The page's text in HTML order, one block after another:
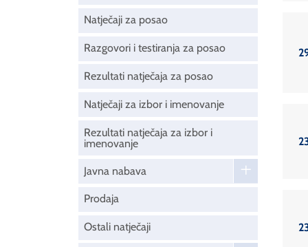
Natječaji za posao
Razgovori i testiranja za posao
Rezultati natječaja za posao
Natječaji za izbor i imenovanje
Rezultati natječaja za izbor i
imenovanje
Javna nabava
Prodaja
Ostali natječaji